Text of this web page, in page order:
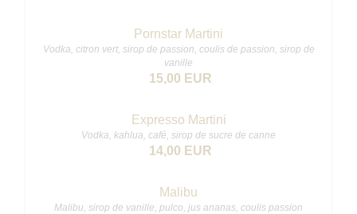
Pornstar Martini
Vodka, citron vert, sirop de passion, coulis de passion, sirop de
vanille
15,00 EUR
Expresso Martini
Vodka, kahlua, café, sirop de sucre de canne
14,00 EUR
Malibu
Malibu, sirop de vanille, pulco, jus ananas, coulis passion